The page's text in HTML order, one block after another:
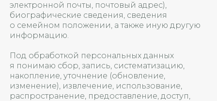
электронной почты, почтовый адрес),
биографические сведения, сведения
о семейном положении, а также иную другую
информацию.
Под обработкой персональных данных
я понимаю сбор, запись, систематизацию,
накопление, уточнение (обновление,
изменение), извлечение, использование,
распространение, предоставление, доступ,